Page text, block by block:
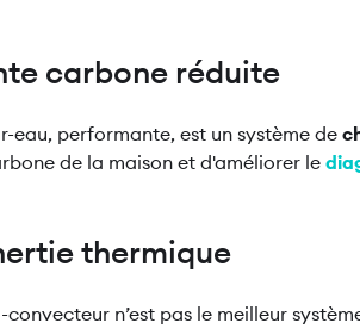
carbone réduite
eau, performante, est un système de
de la maison et d'améliorer le
thermique
convecteur n’est pas le meilleur